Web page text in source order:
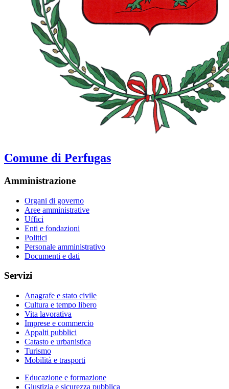
Comune di Perfugas
Amministrazione
Organi di governo
Aree amministrative
Uffici
Enti e fondazioni
Politici
Personale amministrativo
Documenti e dati
Servizi
Anagrafe e stato civile
Cultura e tempo libero
Vita lavorativa
Imprese e commercio
Appalti pubblici
Catasto e urbanistica
Turismo
Mobilità e trasporti
Educazione e formazione
Giustizia e sicurezza pubblica